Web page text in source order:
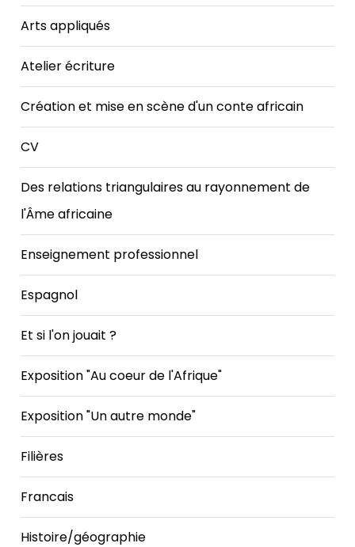
Arts appliqués
Atelier écriture
Création et mise en scène d'un conte africain
CV
Des relations triangulaires au rayonnement de
l'Âme africaine
Enseignement professionnel
Espagnol
Et si l'on jouait ?
Exposition "Au coeur de l'Afrique"
Exposition "Un autre monde"
Filières
Francais
Histoire/géographie